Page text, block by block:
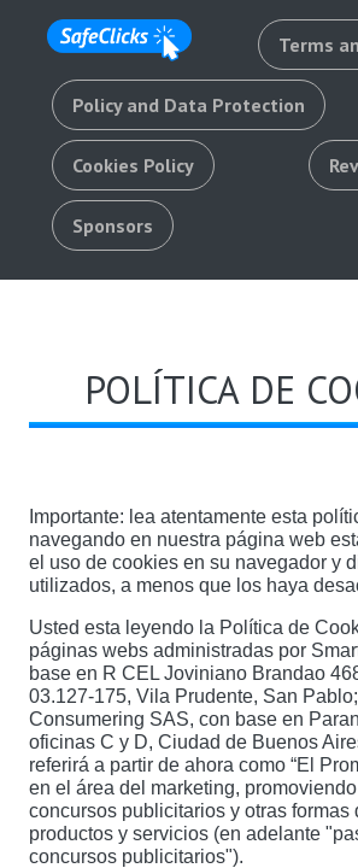
Terms
Policy and Data Protection
Cookies Policy
Sponsors
POLÍTICA DE
Importante: lea atentamente esta
navegando en nuestra página web
el uso de cookies en su navegador y
utilizados, a menos que los haya
Usted esta leyendo la Política de
páginas webs administradas por
base en R CEL Joviniano Brandao
03.127-175, Vila Prudente, San
Consumering SAS, con base en
oficinas C y D, Ciudad de Buenos
referirá a partir de ahora como “El
en el área del marketing,
concursos publicitarios y otras formas
productos y servicios (en adelante
concursos publicitarios").